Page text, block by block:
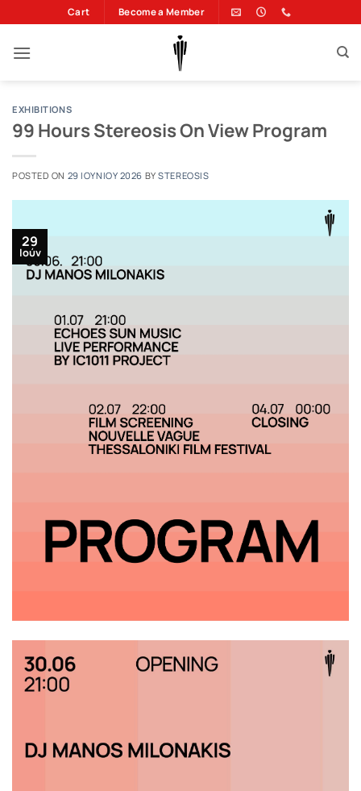
στο
περιεχόμενο
Cart Become a Member
EXHIBITIONS
99 Hours Stereosis On View Program
POSTED ON 29 ΙΟΥΝΊΟΥ 2026 BYSTEREOSIS
29
Ιούν